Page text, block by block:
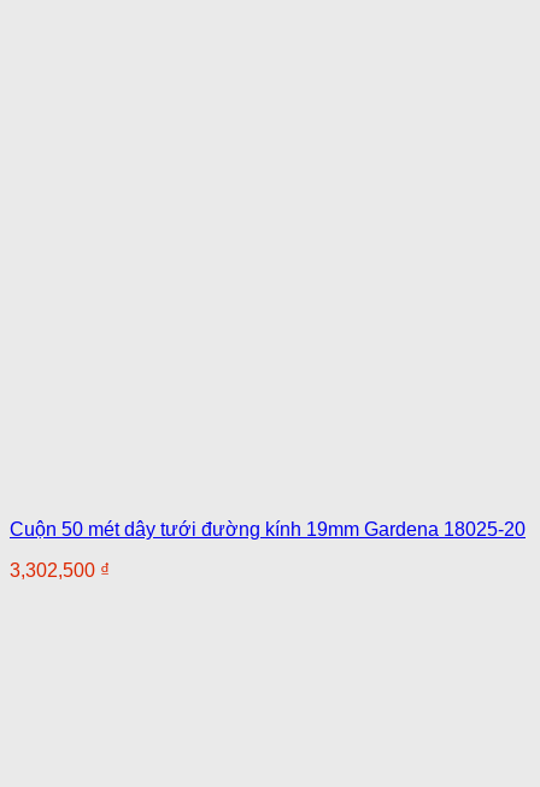
Cuộn 50 mét dây tưới đường kính 19mm Gardena 18025-20
3,302,500 ₫